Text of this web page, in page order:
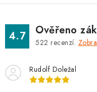
4.7 Ověřeno
522 recenzí.
Rudolf Doležal